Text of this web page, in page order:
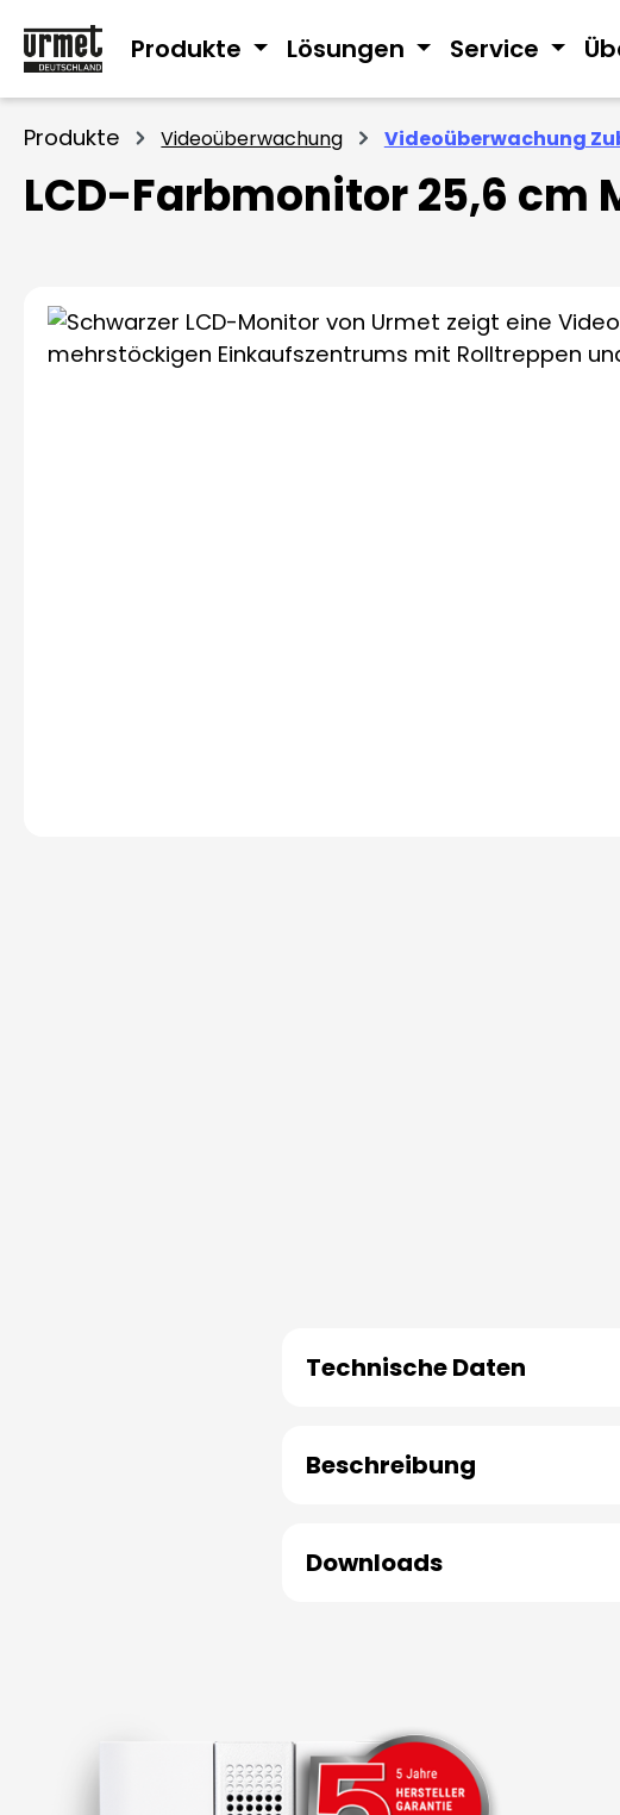
Hauptinhalt springen
Zur Suche springen
Zur Hauptnavigation springen
Produkte Lösungen Service
Produkte Videoüberwachung Videoüberwachung
LCD-Farbmonitor 25,6 cm
Bildergalerie überspringen
Technische Daten
Beschreibung
Downloads